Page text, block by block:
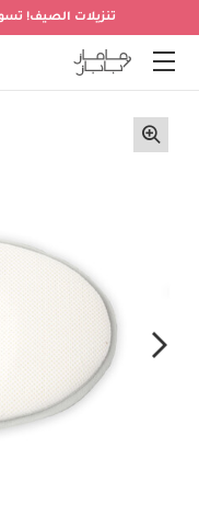
تنزيلات الصيف!